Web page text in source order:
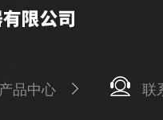
产品中心 联